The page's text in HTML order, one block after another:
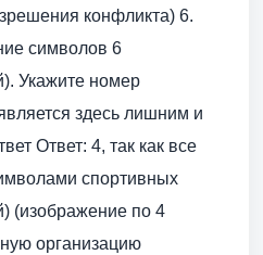
конфликта) 6.
символов 6
Укажите номер
здесь лишним и
Ответ: 4, так как все
спортивных
(изображение по 4
организацию